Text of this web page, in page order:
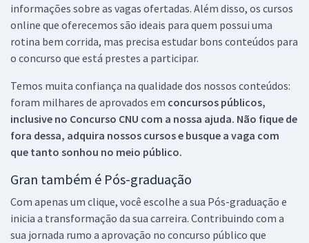
informações sobre as vagas ofertadas. Além disso, os cursos
online que oferecemos são ideais para quem possui uma
rotina bem corrida, mas precisa estudar bons conteúdos para
o concurso que está prestes a participar.
Temos muita confiança na qualidade dos nossos conteúdos:
foram milhares de aprovados em concursos públicos,
inclusive no Concurso CNU com a nossa ajuda. Não fique de
fora dessa, adquira nossos cursos e busque a vaga com
que tanto sonhou no meio público.
Gran também é Pós-graduação
Com apenas um clique, você escolhe a sua Pós-graduação e
inicia a transformação da sua carreira. Contribuindo com a
sua jornada rumo a aprovação no concurso público que